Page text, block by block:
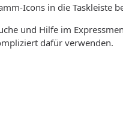
Icons in die Taskleiste
und Hilfe im
dafür verwenden.